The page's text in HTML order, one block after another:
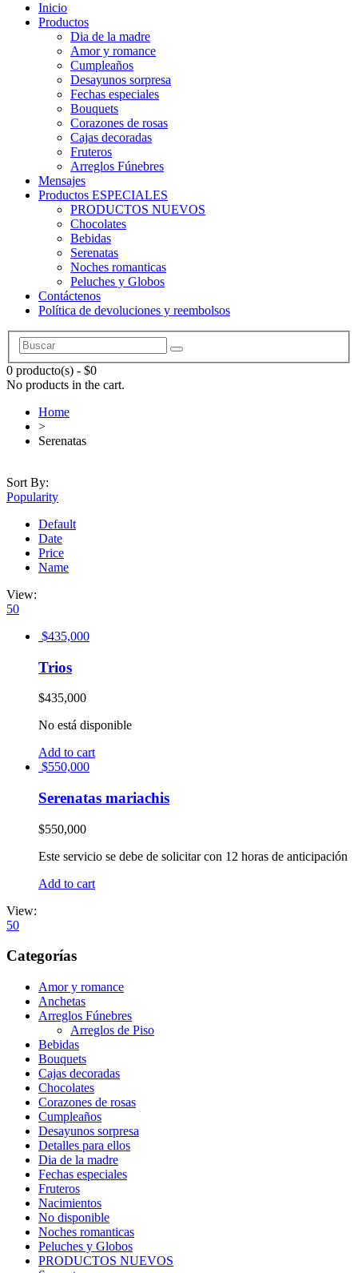
Inicio
Productos
Dia de la madre
Amor y romance
Cumpleaños
Desayunos sorpresa
Fechas especiales
Bouquets
Corazones de rosas
Cajas decoradas
Fruteros
Arreglos Fúnebres
Mensajes
Productos ESPECIALES
PRODUCTOS NUEVOS
Chocolates
Bebidas
Serenatas
Noches romanticas
Peluches y Globos
Contáctenos
Política de devoluciones y reembolsos
0 producto(s) - $0
No products in the cart.
Home
>
Serenatas
Sort By:
Popularity
Default
Date
Price
Name
View:
50
$435,000
Trios
$435,000
No está disponible
Add to cart
$550,000
Serenatas mariachis
$550,000
Este servicio se debe de solicitar con 12 horas de anticipación
Add to cart
View:
50
Categorías
Amor y romance
Anchetas
Arreglos Fúnebres
Arreglos de Piso
Bebidas
Bouquets
Cajas decoradas
Chocolates
Corazones de rosas
Cumpleaños
Desayunos sorpresa
Detalles para ellos
Dia de la madre
Fechas especiales
Fruteros
Nacimientos
No disponible
Noches romanticas
Peluches y Globos
PRODUCTOS NUEVOS